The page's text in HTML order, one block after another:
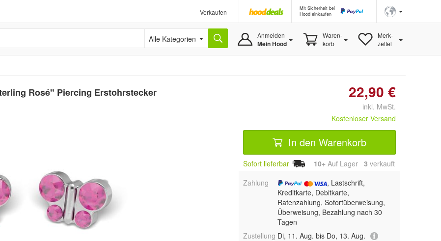
Verkaufen
Mit Sicherheit bei
Hood einkaufen
Alle Kategorien Anmelden
Mein Hood
Waren-
korb
Merk-
zettel
Rosé" Piercing Erstohrstecker 22,90 €
inkl. MwSt.
Kostenloser Versand
In den Warenkorb
Sofort lieferbar 10+ Auf Lager 3 verkauft
Zahlung
, Lastschrift,
Kreditkarte, Debitkarte,
Ratenzahlung, Sofortüberweisung,
Überweisung, Bezahlung nach 30
Tagen
Zustellung Di, 11. Aug. bis Do, 13. Aug.